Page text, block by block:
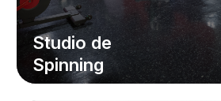
Studio de
Spinning